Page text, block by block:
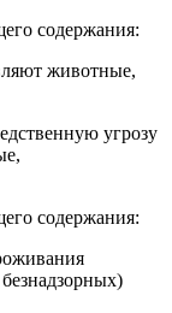
содержания:
животные,
угрозу
содержания: